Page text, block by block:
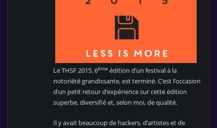
Le THSF 2015, 6ème édition d’un festival à la
notoriété grandissante, est terminé. C’est l’occasion
d’un petit retour d’expérience sur cette édition
superbe, diversifié et, selon moi, de qualité.
Il y avait beaucoup de hackers, d’artistes et de